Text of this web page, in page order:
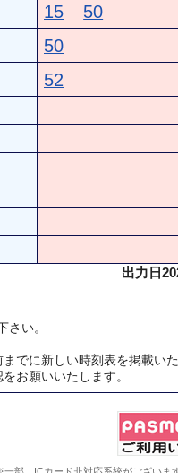
15 50
50
52
出力日
い。
でに新しい時刻表を掲載い
お願いいたします。